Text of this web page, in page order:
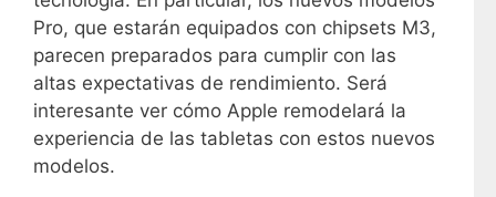
Pro, que estarán equipados con chipsets M3,
parecen preparados para cumplir con las
altas expectativas de rendimiento. Será
interesante ver cómo Apple remodelará la
experiencia de las tabletas con estos nuevos
modelos.